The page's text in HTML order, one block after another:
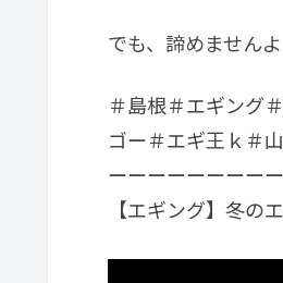
でも、諦めません
＃島根＃エギング
ゴー＃エギ王ｋ＃
ーーーーーーーー
【エギング】冬の